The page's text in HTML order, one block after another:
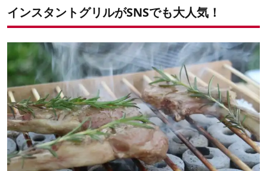
インスタントグリルがSNSでも大人気！